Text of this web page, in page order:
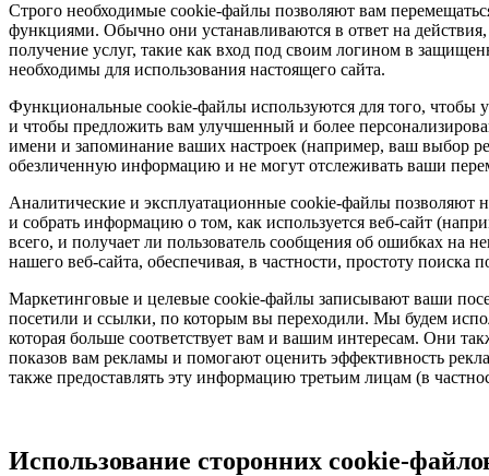
Строго необходимые cookie-файлы позволяют вам
функциями. Обычно они устанавливаются в ответ на
получение услуг, такие как вход под своим логином в
необходимы для использования настоящего сайта.
Функциональные cookie-файлы используются для того, чтобы
и чтобы предложить вам улучшенный и более
имени и запоминание ваших настроек (например, ваш выбор
обезличенную информацию и не могут отслеживать ваши
Аналитические и эксплуатационные cookie-файлы позволяют
и собрать информацию о том, как используется веб-сайт
всего, и получает ли пользователь сообщения об ошибках на
нашего веб-сайта, обеспечивая, в частности, простоту поиска
Маркетинговые и целевые cookie-файлы записывают ваши
посетили и ссылки, по которым вы переходили. Мы будем
которая больше соответствует вам и вашим интересам. Они
показов вам рекламы и помогают оценить эффективность
также предоставлять эту информацию третьим лицам (в
Использование сторонних cookie-